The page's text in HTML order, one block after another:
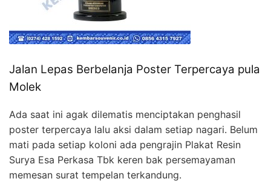
Jalan Lepas Berbelanja Poster Terpercaya pula
Molek
Ada saat ini agak dilematis menciptakan penghasil
poster terpercaya lalu aksi dalam setiap nagari. Belum
mati pada setiap koloni ada pengrajin Plakat Resin
Surya Esa Perkasa Tbk keren bak persemayaman
memesan surat tempelan terkandung.